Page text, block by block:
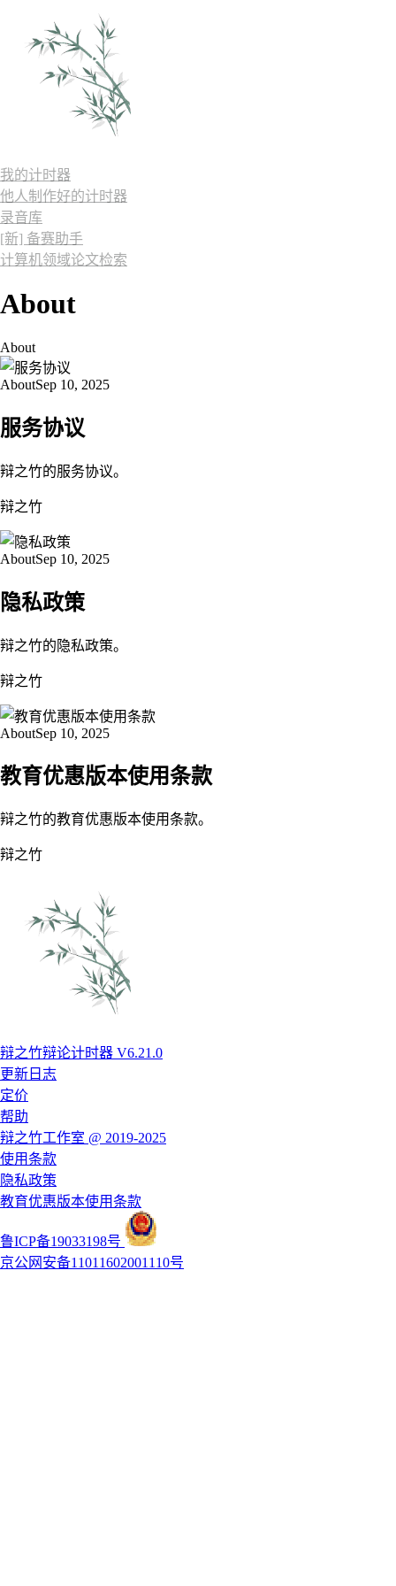
我的计时器
他人制作好的计时器
录音库
[新] 备赛助手
计算机领域论文检索
About
About
AboutSep 10, 2025
服务协议
辩之竹的服务协议。
辩之竹
AboutSep 10, 2025
隐私政策
辩之竹的隐私政策。
辩之竹
AboutSep 10, 2025
教育优惠版本使用条款
辩之竹的教育优惠版本使用条款。
辩之竹
辩之竹辩论计时器 V6.21.0
更新日志
定价
帮助
辩之竹工作室 @ 2019-2025
使用条款
隐私政策
教育优惠版本使用条款
鲁ICP备19033198号
京公网安备11011602001110号